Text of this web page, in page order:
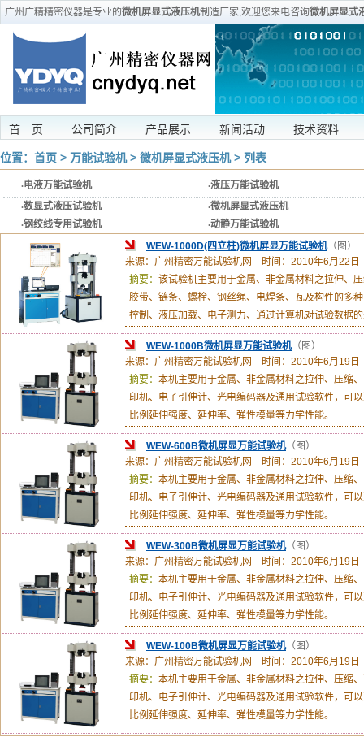
广州广精精密仪器是专业的微机屏显式液压机制造厂家,欢迎您来电咨询微机屏显式
首 页 公司简介 产品展示 新闻活动 技术资料
位置： 首页 > 万能试验机> 微机屏显式液压机> 列表
·电液万能试验机 ·液压万能试验机
·数显式液压试验机 ·微机屏显式液压机
·钢绞线专用试验机 ·动静万能试验机
WEW-1000D(四立柱)微机屏显万能试验机（图）
来源：广州精密万能试验机网 时间：2010年6月22日
摘要： 该试验机主要用于金属、非金属材料之拉伸、
胶带、链条、螺栓、钢丝绳、电焊条、瓦及构件的多
控制、液压加载、电子测力、通过计算机对试验数据
WEW-1000B微机屏显万能试验机（图）
来源：广州精密万能试验机网 时间：2010年6月19日
摘要： 本机主要用于金属、非金属材料之拉伸、压缩
印机、电子引伸计、光电编码器及通用试验软件，可
比例延伸强度、延伸率、弹性模量等力学性能。
WEW-600B微机屏显万能试验机（图）
来源：广州精密万能试验机网 时间：2010年6月19日
摘要： 本机主要用于金属、非金属材料之拉伸、压缩
印机、电子引伸计、光电编码器及通用试验软件，可
比例延伸强度、延伸率、弹性模量等力学性能。
WEW-300B微机屏显万能试验机（图）
来源：广州精密万能试验机网 时间：2010年6月19日
摘要： 本机主要用于金属、非金属材料之拉伸、压缩
印机、电子引伸计、光电编码器及通用试验软件，可
比例延伸强度、延伸率、弹性模量等力学性能。
WEW-100B微机屏显万能试验机（图）
来源：广州精密万能试验机网 时间：2010年6月19日
摘要： 本机主要用于金属、非金属材料之拉伸、压缩
印机、电子引伸计、光电编码器及通用试验软件，可
比例延伸强度、延伸率、弹性模量等力学性能。